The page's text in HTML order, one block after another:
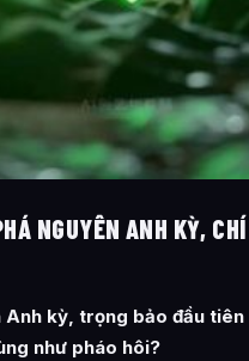
NGUYÊN ANH KỲ,
kỳ, trọng bảo đầu
như pháo hôi?